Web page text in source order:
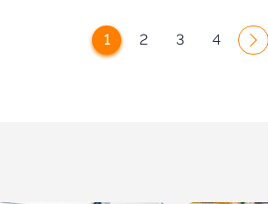
1 2 3 4